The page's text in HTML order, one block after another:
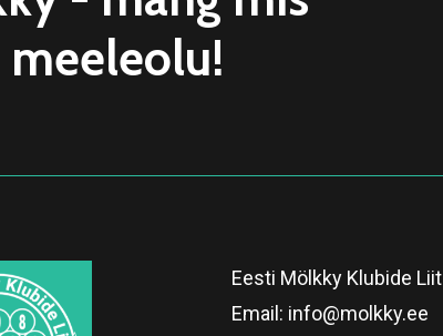
Eesti Mölkky Klubide Liit
Email: info@molkky.ee